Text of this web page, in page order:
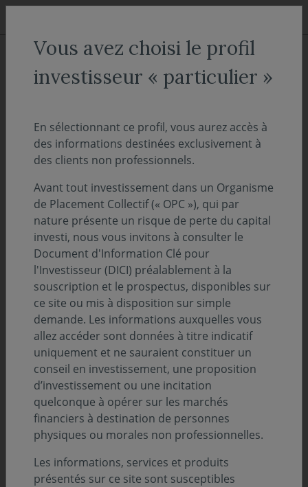
Aller au menu
Aller au contenu
ACCUEIL Décryptages
Dollar, notre monnaie, votre
problème
PERSPECTIVES ÉCONOMIQUES ET FINANCIÈRES 10 juin 2024
Temps de lecture : 12 min
Découvrez et téléchargez l'intégralité de notre
suivi des marchés de la semaine - 10 juin
2024
Vous avez choisi le profil
investisseur « particulier »
En sélectionnant ce profil, vous aurez accès à
des informations destinées exclusivement à
des clients non professionnels.
Avant tout investissement dans un Organisme
de Placement Collectif (« OPC »), qui par
nature présente un risque de perte du capital
investi, nous vous invitons à consulter le
Document d'Information Clé pour
l'Investisseur (DICI) préalablement à la
souscription et le prospectus, disponibles sur
ce site ou mis à disposition sur simple
demande. Les informations auxquelles vous
allez accéder sont données à titre indicatif
uniquement et ne sauraient constituer un
conseil en investissement, une proposition
d’investissement ou une incitation
quelconque à opérer sur les marchés
financiers à destination de personnes
physiques ou morales non professionnelles.
Les informations, services et produits
présentés sur ce site sont susceptibles